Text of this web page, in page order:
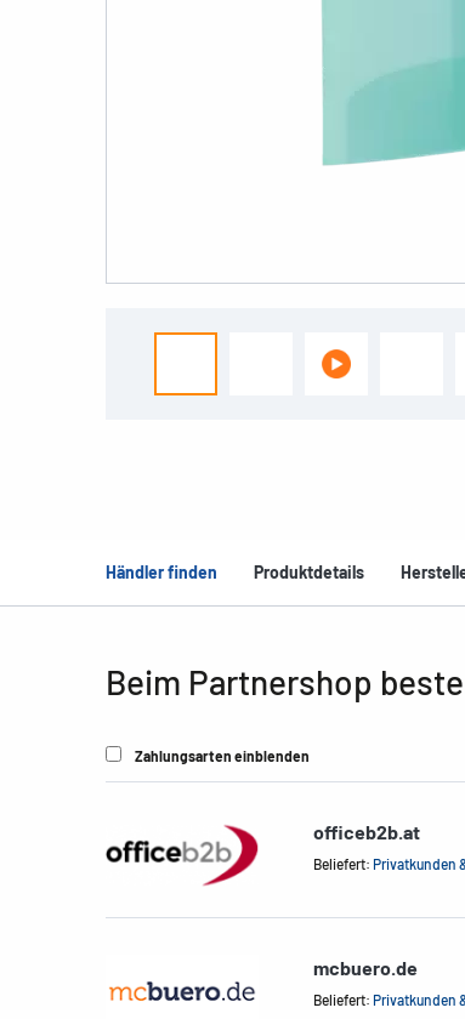
Händler finden Produktdetails
Beim Partnershop
Zahlungsarten einblenden
officeb2b.at
Beliefert: Privatkunden
mcbuero.de
Beliefert: Privatkunden